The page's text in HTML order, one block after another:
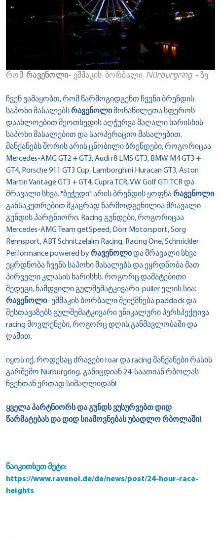
რომ რავენოლი- ეშმაკის ბორბალი Nürburgring - ზე
ჩვენ ვამაყობთ, რომ წარმოგიდგენთ ჩვენი ბრენდის
საპოხი მასალებსრავენოლიმონაწილეთა სფეროს
დაახლოებით მეოთხედის აღჭურვა მაღალი ხარისხის
საპოხი მასალებით და საოპერაციო მასალებით.
მანქანებს შორის არის ცნობილი ბრენდები, როგორიცაა
Mercedes-AMG GT2 + GT3, Audi r8 LMS GT3, BMW M4 GT3 +
GT4, Porsche 911 GT3 Cup, Lamborghini Huracan GT3, Aston
Martin Vantage GT3 + GT4, Cupra TCR, VW Golf GTI TCR და
მრავალი სხვა. "ბეჭედი" არის ბრენდის ყოფნარავენოლი
განსაკუთრებით მკაცრად წარმოდგენილია მრავალი
გუნდის პარტნიორი. Racing გუნდები, როგორიცაა
Mercedes-AMG Team getSpeed, Dörr Motorsport, Sorg
Rennsport, ABT Schnitzelalm Racing, Racing One, Schmickler
Performance powered byრავენოლიდა მრავალი სხვა
ეყრდნობა ჩვენს საპოხი მასალებს და ეყრდნობა მათ
პირველი კლასის ხარისხს. როგორც დამატებითი
შედეგი, ნამდვილი გულშემატკივარი-puller ელის სია:
რავენოლი- ეშმაკის ბორბალი შეიქმნება paddock და
შესთავაზებს გულშემატკივარი უნიკალური პერსპექტივა
racing მოვლენები, როგორც დღის განმავლობაში და
ღამით.
იყოს იქ, როდესაც ძრავები roar და racing მანქანები რასის
გარშემო Nürburgring. განიცდიან 24-საათიან რბოლას
ჩვენთან ერთად სიმაღლიდან!
ყველა პარტნიორს და გუნდს ვუსურვებთ დიდ
წარმატებას და დიდ სიამოვნებას უბადლო რბოლაში!
წაიკითხეთ მეტი:
https://www.ravenol.de/de/news/post/24-hour-race-
heights